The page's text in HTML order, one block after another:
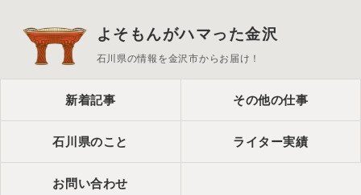
よそもんがハマった金沢
石川県の情報を金沢市からお届け！
新着記事 その他の仕事
石川県のこと ライター実績
お問い合わせ